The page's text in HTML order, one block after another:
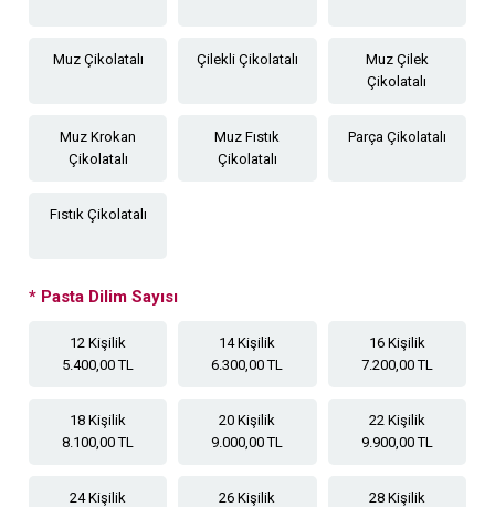
Muz Çikolatalı Çilekli Çikolatalı
Muz Çilek
Çikolatalı
Muz Krokan
Çikolatalı
Muz Fıstık
Çikolatalı
Parça Çikolatalı
Fıstık Çikolatalı
* Pasta Dilim Sayısı
12 Kişilik
5.400,00 TL
14 Kişilik
6.300,00 TL
16 Kişilik
7.200,00 TL
18 Kişilik
8.100,00 TL
20 Kişilik
9.000,00 TL
22 Kişilik
9.900,00 TL
24 Kişilik
26 Kişilik
28 Kişilik